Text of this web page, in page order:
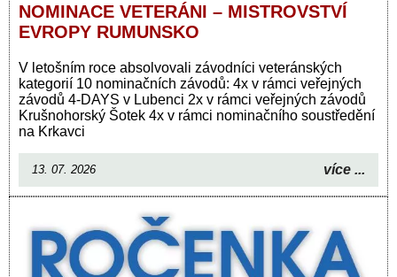
NOMINACE VETERÁNI – MISTROVSTVÍ
EVROPY RUMUNSKO
V letošním roce absolvovali závodníci veteránských
kategorií 10 nominačních závodů: 4x v rámci veřejných
závodů 4-DAYS v Lubenci 2x v rámci veřejných závodů
Krušnohorský Šotek 4x v rámci nominačního soustředění
na Krkavci
13. 07. 2026 více ...